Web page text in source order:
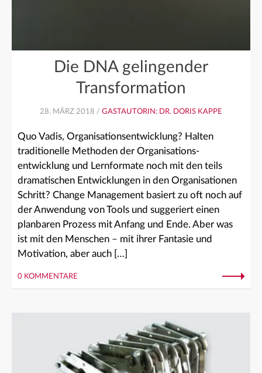
Die DNA gelingender
Transformation
28. MÄRZ 2018 / GASTAUTORIN: DR. DORIS KAPPE
Quo Vadis, Organisationsentwicklung? Halten
traditionelle Methoden der Organisations-
entwicklung und Lernformate noch mit den teils
dramatischen Entwicklungen in den Organisationen
Schritt? Change Management basiert zu oft noch auf
der Anwendung von Tools und suggeriert einen
planbaren Prozess mit Anfang und Ende. Aber was
ist mit den Menschen – mit ihrer Fantasie und
Motivation, aber auch […]
0 KOMMENTARE